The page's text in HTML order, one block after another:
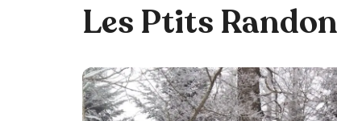
Les Ptits